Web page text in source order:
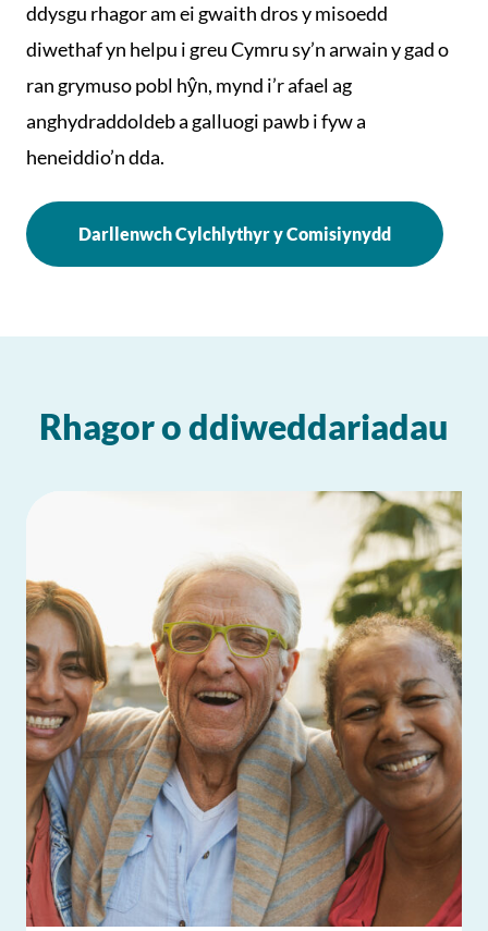
ddysgu rhagor am ei gwaith dros y misoedd
diwethaf yn helpu i greu Cymru sy’n arwain y gad o
ran grymuso pobl hŷn, mynd i’r afael ag
anghydraddoldeb a galluogi pawb i fyw a
heneiddio’n dda.
Darllenwch Cylchlythyr y Comisiynydd
Rhagor o ddiweddariadau